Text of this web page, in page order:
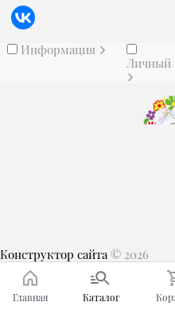
Информация
Личный
Конструктор сайта © 2026
Главная Каталог